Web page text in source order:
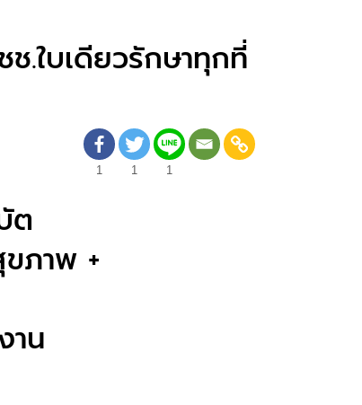
.ใบเดียวรักษาทุกที่
1
1 1
ต
ภาพ +
าน